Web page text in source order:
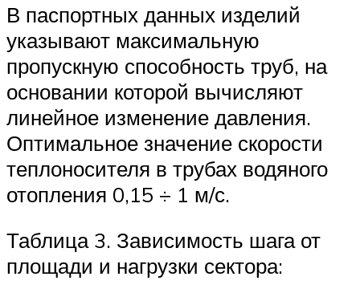
В паспортных данных изделий
указывают максимальную
пропускную способность труб, на
основании которой вычисляют
линейное изменение давления.
Оптимальное значение скорости
теплоносителя в трубах водяного
отопления 0,15 ÷ 1 м/с.
Таблица 3. Зависимость шага от
площади и нагрузки сектора: